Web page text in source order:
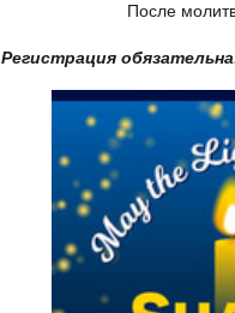
После
Регистрация